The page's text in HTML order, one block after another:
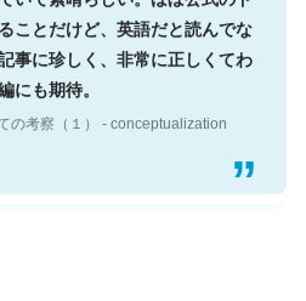
ことだけど、英語だと読んでな
事に珍しく、非常に正しくてわ
にも期待。
の考察（１） - conceptualization